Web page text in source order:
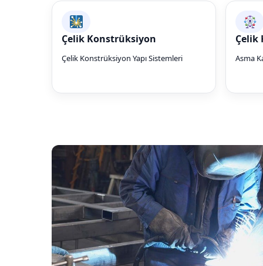
Çelik Konstrüksiyon
Çelik Konstrüksiyon Yapı Sistemleri
Çelik
Asma